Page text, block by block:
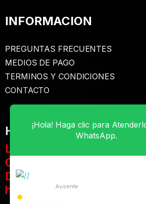
INFORMACION
PREGUNTAS FRECUENTES
MEDIOS DE PAGO
TERMINOS Y CONDICIONES
CONTACTO
HORARIOS de
Lunes a Sábado:
08:00 a 23:00 hrs
Domingos y Feriados:
hrs
¡Hola! Haga clic para
WhatsApp.
Ausente